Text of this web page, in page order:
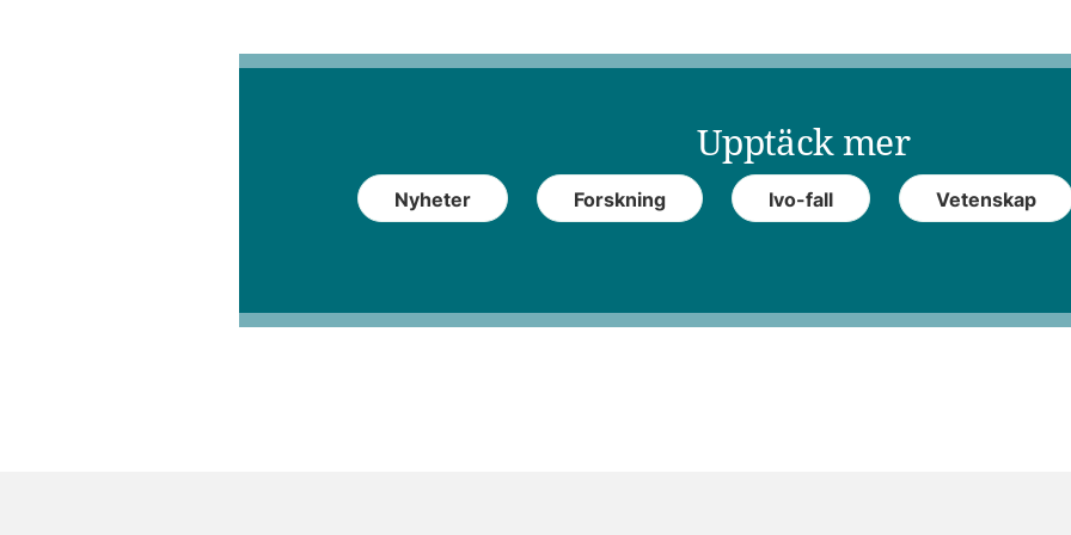
Upptäck mer
Nyheter Forskning Ivo-fall Vetenskap